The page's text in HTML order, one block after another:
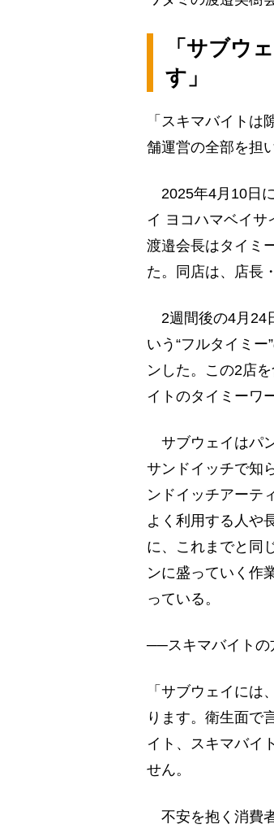
「サブウ
す」
「スキマバイト
舗運営の全部を担
2025年4月10日
イ ヨコハマベイサ
渡邉会長はタイミ
た。同店は、店長
2週間後の4月24
いう“フルタイミ
ンした。この2店
イトのタイミーワ
サブウェイはパ
サンドイッチで知
ンドイッチアーテ
よく利用する人や
に、これまでと同
ンに盛っていく作
っている。
──スキマバイトの
「サブウェイに
ります。衛生面で
イト、スキマバイ
せん。
不安を抱く消費